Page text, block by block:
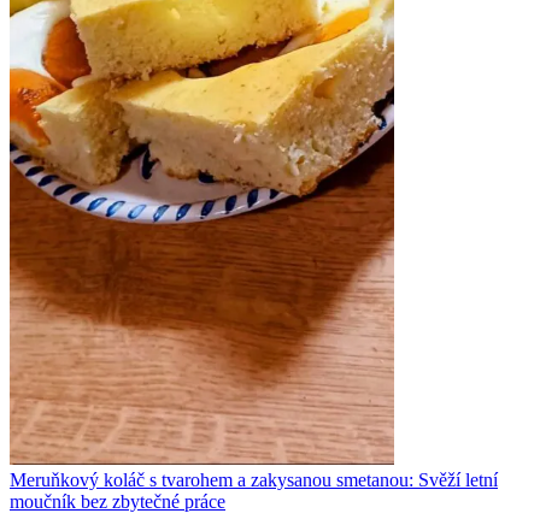
Meruňkový koláč s tvarohem a zakysanou smetanou: Svěží letní
moučník bez zbytečné práce